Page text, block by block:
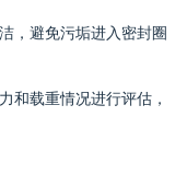
，避免污垢进入密封圈
和载重情况进行评估，